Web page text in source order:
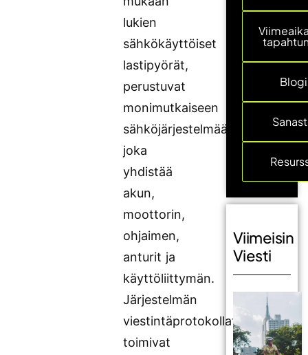
lukien
sähkökäyttöiset
lastipyörät,
perustuvat
monimutkaiseen
sähköjärjestelmään,
joka
yhdistää
akun,
moottorin,
ohjaimen,
anturit ja
käyttöliittymän.
Järjestelmän
viestintäprotokollat
toimivat
Blogi
Viimeisin
Viesti